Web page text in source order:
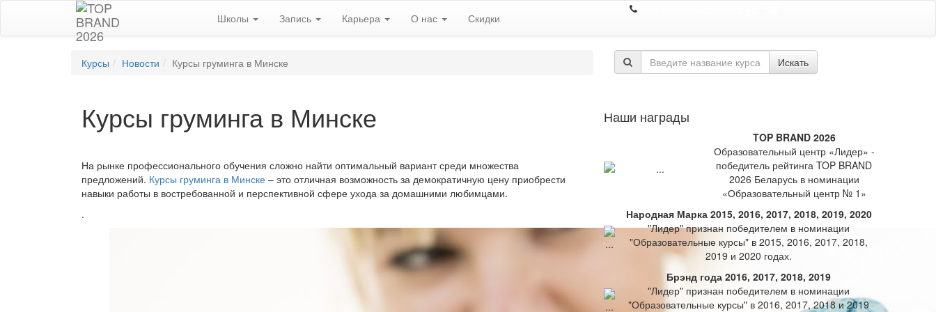
Школы Запись Карьера О нас Скидки
Курсы Новости Курсы груминга в Минске Искать
Курсы груминга в Минске
На рынке профессионального обучения сложно найти оптимальный вариант среди множества
предложений. Курсы груминга в Минске – это отличная возможность за демократичную цену приобрести
навыки работы в востребованной и перспективной сфере ухода за домашними любимцами.
.
Наши награды
TOP BRAND 2026
Образовательный центр «Лидер» -
победитель рейтинга TOP BRAND
2026 Беларусь в номинации
«Образовательный центр № 1»
Народная Марка 2015, 2016, 2017, 2018, 2019, 2020
"Лидер" признан победителем в номинации
"Образовательные курсы" в 2015, 2016, 2017, 2018,
2019 и 2020 годах.
Брэнд года 2016, 2017, 2018, 2019
"Лидер" признан победителем в номинации
"Образовательные курсы" в 2016, 2017, 2018 и 2019